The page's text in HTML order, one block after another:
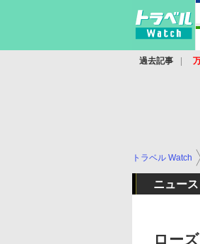
過去記事
トラベル Watch
ニュース
ロー